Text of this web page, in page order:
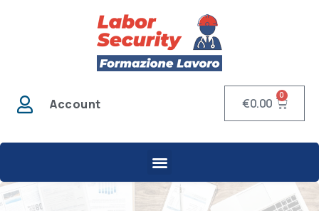
Account €0.00
0